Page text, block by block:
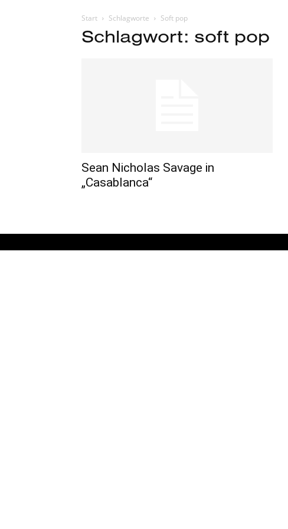
Start Schlagworte Soft pop
Schlagwort: soft pop
Sean Nicholas Savage in
„Casablanca“